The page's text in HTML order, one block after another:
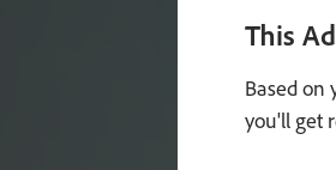
This
Based on
you'll get